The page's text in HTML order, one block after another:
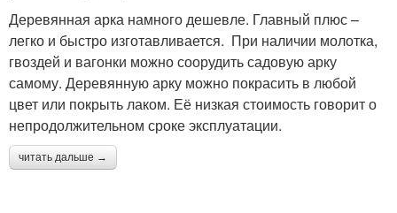
Деревянная арка намного дешевле. Главный плюс –
легко и быстро изготавливается. При наличии молотка,
гвоздей и вагонки можно соорудить садовую арку
самому. Деревянную арку можно покрасить в любой
цвет или покрыть лаком. Её низкая стоимость говорит о
непродолжительном сроке эксплуатации.
читать дальше →